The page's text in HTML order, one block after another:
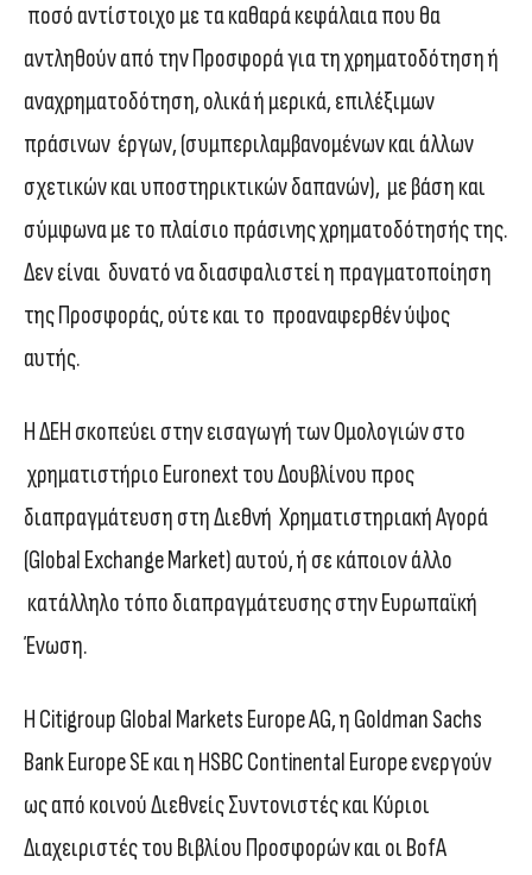
ποσό αντίστοιχο με τα καθαρά κεφάλαια που θα
αντληθούν από την Προσφορά για τη χρηματοδότηση ή
αναχρηματοδότηση, ολικά ή μερικά, επιλέξιμων
πράσινων έργων, (συμπεριλαμβανομένων και άλλων
σχετικών και υποστηρικτικών δαπανών), με βάση και
σύμφωνα με το πλαίσιο πράσινης χρηματοδότησής της.
Δεν είναι δυνατό να διασφαλιστεί η πραγματοποίηση
της Προσφοράς, ούτε και το προαναφερθέν ύψος
αυτής.
Η ΔΕΗ σκοπεύει στην εισαγωγή των Ομολογιών στο
χρηματιστήριο Euronext του Δουβλίνου προς
διαπραγμάτευση στη Διεθνή Χρηματιστηριακή Αγορά
(Global Exchange Market) αυτού, ή σε κάποιον άλλο
κατάλληλο τόπο διαπραγμάτευσης στην Ευρωπαϊκή
Ένωση.
H Citigroup Global Markets Europe AG, η Goldman Sachs
Bank Europe SE και η HSBC Continental Europe ενεργούν
ως από κοινού Διεθνείς Συντονιστές και Κύριοι
Διαχειριστές του Βιβλίου Προσφορών και οι BofA